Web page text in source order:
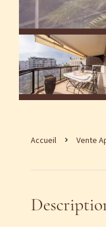
Accueil Vente